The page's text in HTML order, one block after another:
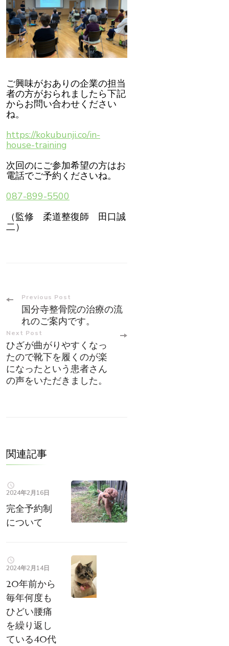
ご興味がおありの企業の担当
者の方がおられましたら下記
からお問い合わせください
ね。
https://kokubunji.co/in-
house-training
次回のにご参加希望の方はお
電話でご予約くださいね。
087-899-5500
（監修 柔道整復師 田口誠
二）
Post
Navigation
Previous Post
国分寺整骨院の治療の流
れのご案内です。
Next Post
ひざが曲がりやすくなっ
たので靴下を履くのが楽
になったという患者さん
の声をいただきました。
関連記事
2024年2月16日
完全予約制
について
2024年2月14日
20年前から
毎年何度も
ひどい腰痛
を繰り返し
ている40代